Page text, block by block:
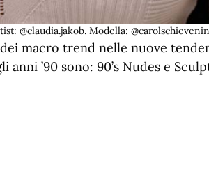
@claudia.jakob. Modella: @carolschievenin
macro trend nelle nuove
’90 sono: 90’s Nudes e